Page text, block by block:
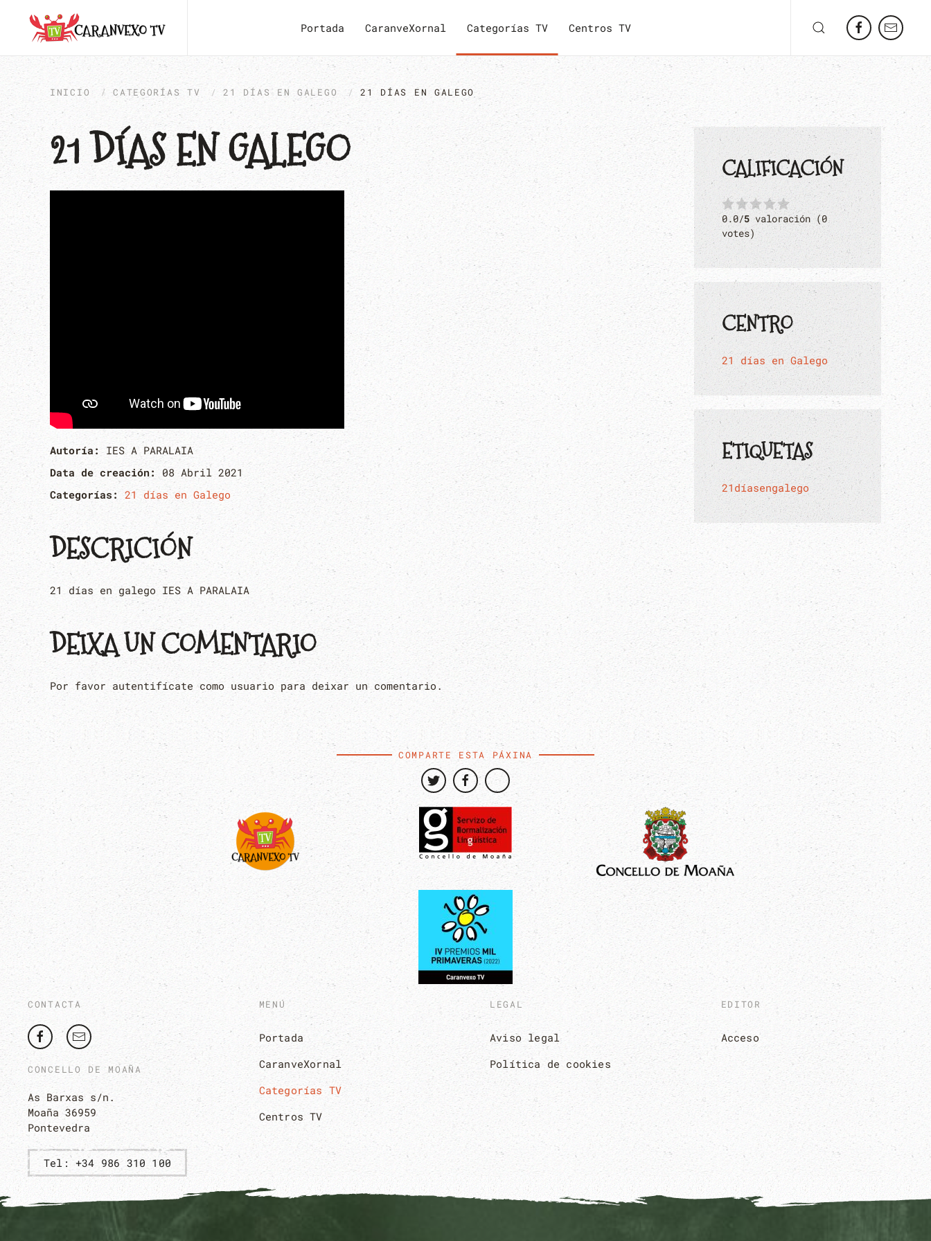
Portada CaranveXornal Categorías TV Centros TV
INICIO CATEGORÍAS TV 21 DÍAS EN GALEGO 21 DÍAS EN GALEGO
21 DÍAS EN GALEGO
Autoría: IES A PARALAIA
Data de creación: 08 Abril 2021
Categorías: 21 días en Galego
DESCRICIÓN
21 días en galego IES A PARALAIA
CALIFICACIÓN
0.0/5 valoración (0
votes)
CENTRO
21 días en Galego
ETIQUETAS
21díasengalego
DEIXA UN COMENTARIO
Por favor autentifícate como usuario para deixar un comentario.
COMPARTE ESTA PÁXINA
CONTACTA
CONCELLO DE MOAÑA
As Barxas s/n.
Moaña 36959
Pontevedra
Tel: +34 986 310 100
MENÚ
Portada
CaranveXornal
Categorías TV
Centros TV
LEGAL
Aviso legal
Política de cookies
EDITOR
Acceso